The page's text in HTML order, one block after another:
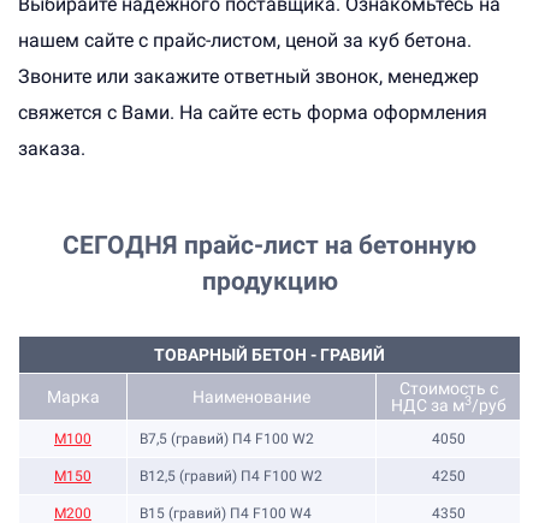
нашем сайте с прайс-листом, ценой за куб бетона.
Звоните или закажите ответный звонок, менеджер
свяжется с Вами. На сайте есть форма оформления
заказа.
СЕГОДНЯ прайс-лист на бетонную
продукцию
ТОВАРНЫЙ БЕТОН - ГРАВИЙ
Марка Наименование
Стоимость с
НДС за м3/руб
M100 B7,5 (гравий) П4 F100 W2 4050
М150 B12,5 (гравий) П4 F100 W2 4250
М200 B15 (гравий) П4 F100 W4 4350